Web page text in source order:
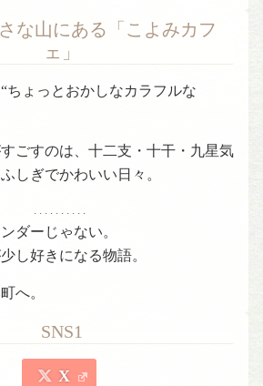
な山にある「こよみカフ
ェ」
ちょっとおかしなカラフルな
ごすのは、十二支・十干・九星気
しぎでかわいい日々。
. . . . . . . . . .
ダーじゃない。
し好きになる物語。
へ。
SNS1
X